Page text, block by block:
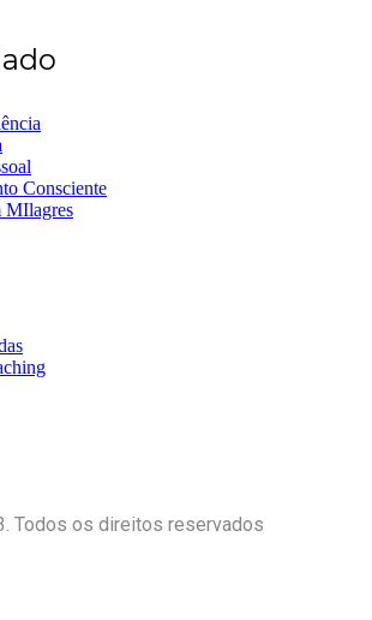
Consciente
MIlagres
Todos os direitos reservados